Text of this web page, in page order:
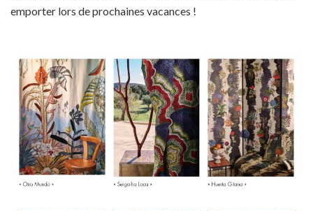
emporter lors de prochaines vacances !